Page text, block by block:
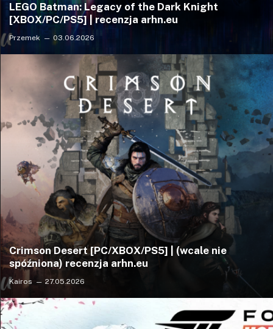
LEGO Batman: Legacy of the Dark Knight
[XBOX/PC/PS5] | recenzja arhn.eu
Przemek 03.06.2026
Crimson Desert [PC/XBOX/PS5] | (wcale nie
spóźniona) recenzja arhn.eu
Kairos 27.05.2026